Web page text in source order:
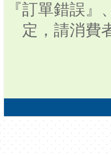
『訂單錯誤
定，請消費